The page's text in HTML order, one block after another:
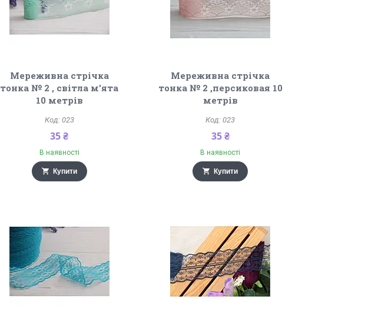
Мереживна стрічка
тонка № 2 , світла м'ята
10 метрів
023
35 ₴
В наявності
Купити
Мереживна стрічка
тонка № 2 ,персиковая 10
метрів
023
35 ₴
В наявності
Купити